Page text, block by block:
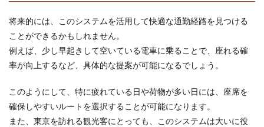
将来的には、このシステムを活用して快適な通勤経路を見つける
ことができるかもしれません。
例えば、少し早起きして空いている電車に乗ることで、座れる確
率が向上するなど、具体的な提案が可能になるでしょう。
このようにして、特に疲れている日や荷物が多い日には、座席を
確保しやすいルートを選択することが可能になります。
また、東京を訪れる観光客にとっても、このシステムは大いに役